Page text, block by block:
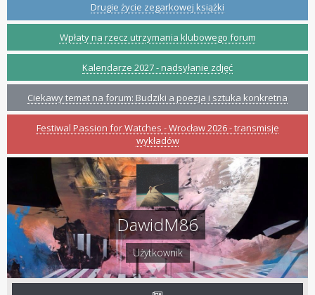
Drugie życie zegarkowej książki
Wpłaty na rzecz utrzymania klubowego forum
Kalendarze 2027 - nadsyłanie zdjęć
Ciekawy temat na forum: Budziki a poezja i sztuka konkretna
Festiwal Passion for Watches - Wrocław 2026 - transmisje
wykładów
DawidM86
Użytkownik